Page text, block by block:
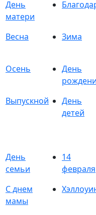
День
матери
Весна Зима
Осень
День
Выпускной
День
детей
День
семьи
14
февраля
С днем
мамы